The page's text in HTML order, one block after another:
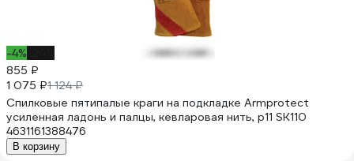
-4%
855 ₽
1 075 ₽1 124 ₽
Спилковые пятипалые краги на подкладке Armprotect
усиленная ладонь и палцы, кевларовая нить, р11 SK110
4631161388476
В корзину